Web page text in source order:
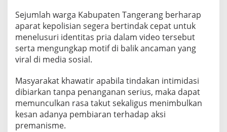
Sejumlah warga Kabupaten Tangerang berharap
aparat kepolisian segera bertindak cepat untuk
menelusuri identitas pria dalam video tersebut
serta mengungkap motif di balik ancaman yang
viral di media sosial.
Masyarakat khawatir apabila tindakan intimidasi
dibiarkan tanpa penanganan serius, maka dapat
memunculkan rasa takut sekaligus menimbulkan
kesan adanya pembiaran terhadap aksi
premanisme.